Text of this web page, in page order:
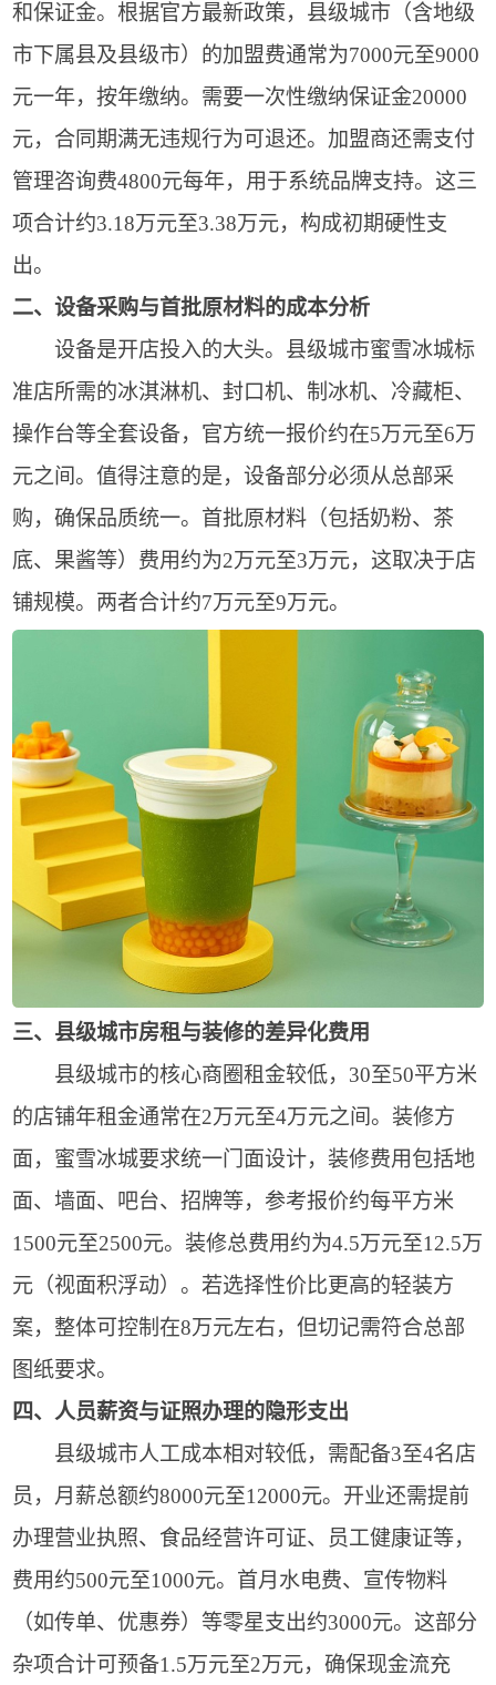
和保证金。根据官方最新政策，县级城市（含地级
市下属县及县级市）的加盟费通常为7000元至9000
元一年，按年缴纳。需要一次性缴纳保证金20000
元，合同期满无违规行为可退还。加盟商还需支付
管理咨询费4800元每年，用于系统品牌支持。这三
项合计约3.18万元至3.38万元，构成初期硬性支
出。
二、设备采购与首批原材料的成本分析
设备是开店投入的大头。县级城市蜜雪冰城标
准店所需的冰淇淋机、封口机、制冰机、冷藏柜、
操作台等全套设备，官方统一报价约在5万元至6万
元之间。值得注意的是，设备部分必须从总部采
购，确保品质统一。首批原材料（包括奶粉、茶
底、果酱等）费用约为2万元至3万元，这取决于店
铺规模。两者合计约7万元至9万元。
三、县级城市房租与装修的差异化费用
县级城市的核心商圈租金较低，30至50平方米
的店铺年租金通常在2万元至4万元之间。装修方
面，蜜雪冰城要求统一门面设计，装修费用包括地
面、墙面、吧台、招牌等，参考报价约每平方米
1500元至2500元。装修总费用约为4.5万元至12.5万
元（视面积浮动）。若选择性价比更高的轻装方
案，整体可控制在8万元左右，但切记需符合总部
图纸要求。
四、人员薪资与证照办理的隐形支出
县级城市人工成本相对较低，需配备3至4名店
员，月薪总额约8000元至12000元。开业还需提前
办理营业执照、食品经营许可证、员工健康证等，
费用约500元至1000元。首月水电费、宣传物料
（如传单、优惠券）等零星支出约3000元。这部分
杂项合计可预备1.5万元至2万元，确保现金流充